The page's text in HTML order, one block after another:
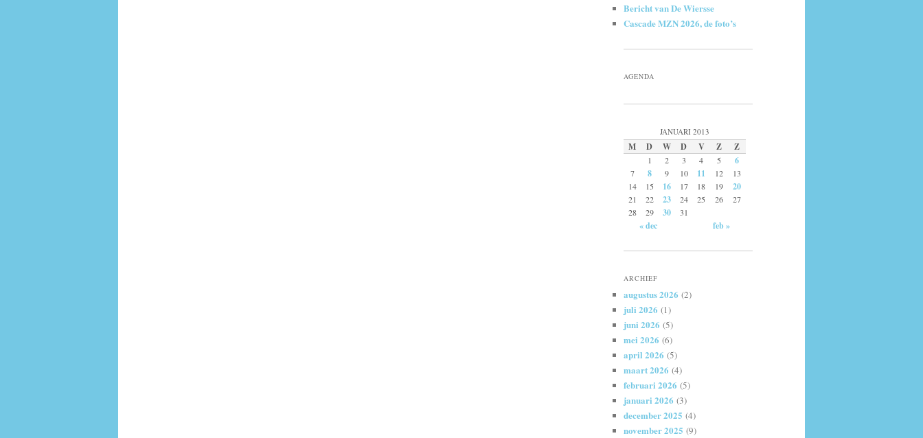
Bericht van De Wiersse
Cascade MZN 2026, de foto’s
AGENDA
JANUARI 2013
M D W D V Z Z
1 2 3 4 5 6
7 8 9 10 11 12
13
14
15 16 17 18 19 20
21 22 23 24 25 26
27
28
29 30 31
« dec feb »
ARCHIEF
augustus 2026 (2)
juli 2026 (1)
juni 2026 (5)
mei 2026 (6)
april 2026 (5)
maart 2026 (4)
februari 2026 (5)
januari 2026 (3)
december 2025 (4)
november 2025 (9)